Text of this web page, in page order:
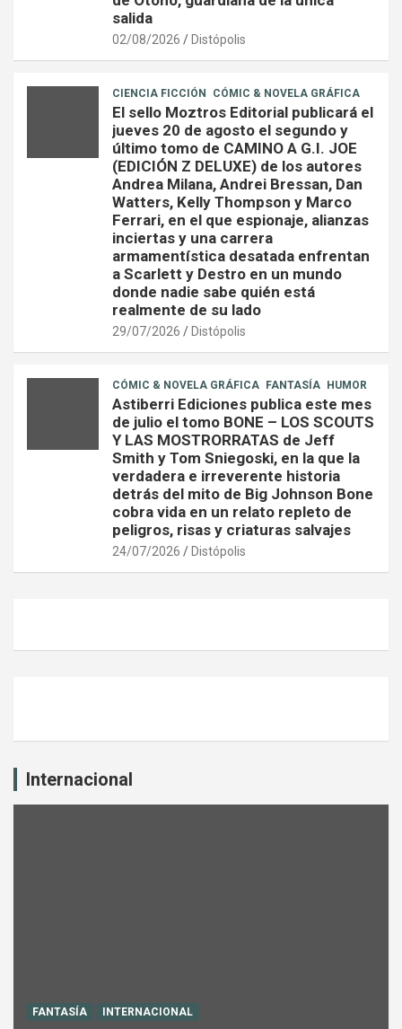
salida
02/08/2026 Distópolis
CIENCIA FICCIÓN CÓMIC & NOVELA GRÁFICA
El sello Moztros Editorial publicará el
jueves 20 de agosto el segundo y
último tomo de CAMINO A G.I. JOE
(EDICIÓN Z DELUXE) de los autores
Andrea Milana, Andrei Bressan, Dan
Watters, Kelly Thompson y Marco
Ferrari, en el que espionaje, alianzas
inciertas y una carrera
armamentística desatada enfrentan
a Scarlett y Destro en un mundo
donde nadie sabe quién está
realmente de su lado
29/07/2026 Distópolis
CÓMIC & NOVELA GRÁFICA FANTASÍA HUMOR
Astiberri Ediciones publica este mes
de julio el tomo BONE – LOS SCOUTS
Y LAS MOSTRORRATAS de Jeff
Smith y Tom Sniegoski, en la que la
verdadera e irreverente historia
detrás del mito de Big Johnson Bone
cobra vida en un relato repleto de
peligros, risas y criaturas salvajes
24/07/2026 Distópolis
Internacional
FANTASÍA INTERNACIONAL